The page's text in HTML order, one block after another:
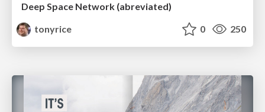
Deep Space Network (abreviated)
tonyrice
0 250